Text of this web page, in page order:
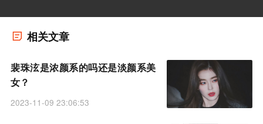
相关文章
裴珠泫是浓颜系的吗还是淡颜系美
女？
2023-11-09 23:06:53